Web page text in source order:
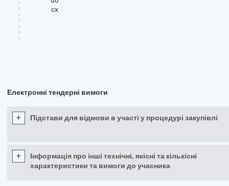
cx
Електронні тендерні вимоги
+ Підстави для відмови в участі у процедурі закупівлі
+
Інформація про інші технічні, якісні та кількісні
характеристики та вимоги до учасника